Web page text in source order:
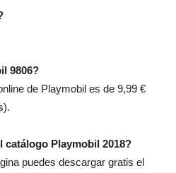
9806?
de Playmobil es de 9,99 €
catálogo Playmobil 2018?
puedes descargar gratis el